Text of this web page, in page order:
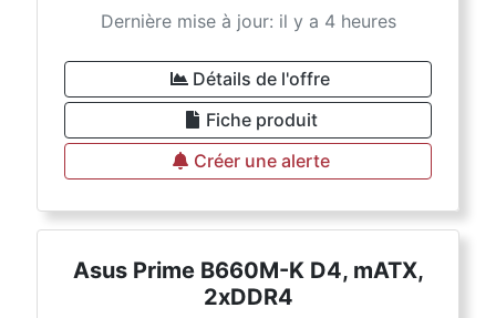
Dernière mise à jour: il y a 4 heures
Détails de l'offre
Fiche produit
Créer une alerte
Asus Prime B660M-K D4, mATX,
2xDDR4